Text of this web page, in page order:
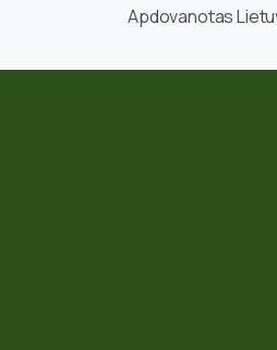
Apdovanotas